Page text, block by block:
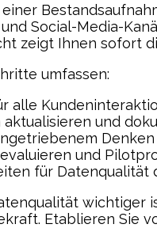
Social-Media-
zeigt Ihnen sofort
umfassen:
alle
und
und
für Datenqualität
Etablieren Sie